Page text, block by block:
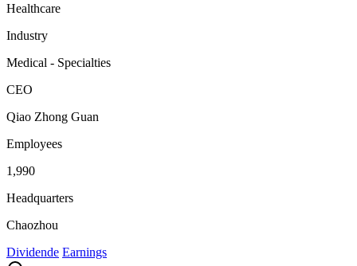
Healthcare
Industry
Medical - Specialties
CEO
Qiao Zhong Guan
Employees
1,990
Headquarters
Chaozhou
Dividende Earnings